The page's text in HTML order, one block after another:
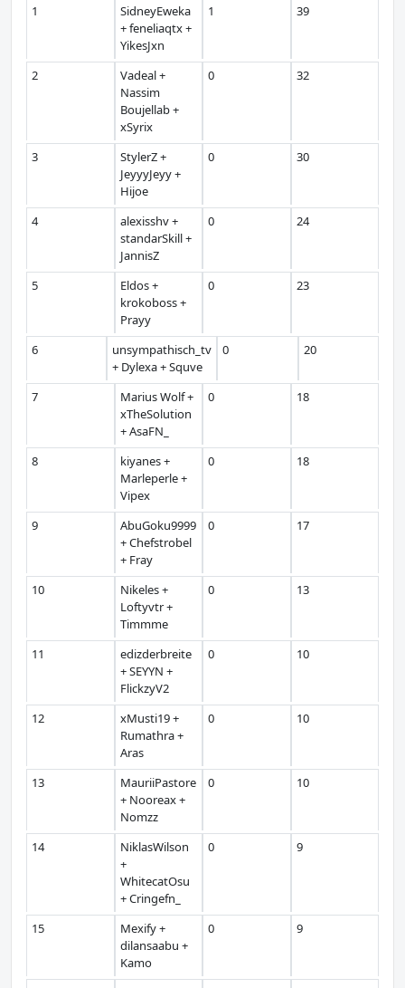
1
SidneyEweka
+ feneliaqtx +
YikesJxn
1 39
2
Vadeal +
Nassim
Boujellab +
xSyrix
0 32
3
StylerZ +
JeyyyJeyy +
Hijoe
0 30
4
alexisshv +
standarSkill +
JannisZ
0 24
5
Eldos +
krokoboss +
Prayy
0 23
6
unsympathisch_tv
+ Dylexa + Squve
0 20
7
Marius Wolf +
xTheSolution
+ AsaFN_
0 18
8
kiyanes +
Marleperle +
Vipex
0 18
9
AbuGoku9999
+ Chefstrobel
+ Fray
0 17
10
Nikeles +
Loftyvtr +
Timmme
0 13
11
edizderbreite
+ SEYYN +
FlickzyV2
0 10
12
xMusti19 +
Rumathra +
Aras
0 10
13
MauriiPastore
+ Nooreax +
Nomzz
0 10
14
NiklasWilson
+
WhitecatOsu
+ Cringefn_
0 9
15
Mexify +
dilansaabu +
Kamo
0 9